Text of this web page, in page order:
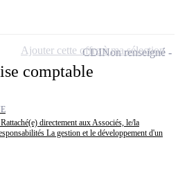
comptable
directement aux Associés, le/la
La gestion et le développement d'un
CDINon renseigné
Ajouter cette offre à ma sélection